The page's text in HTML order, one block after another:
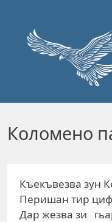
Коломено
Къекъвезва зун
Перишан тир
Дар жезва зи